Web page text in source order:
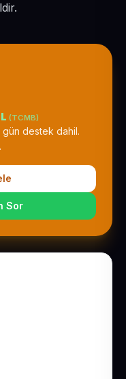
(TCMB)
gün destek dahil.
Sor